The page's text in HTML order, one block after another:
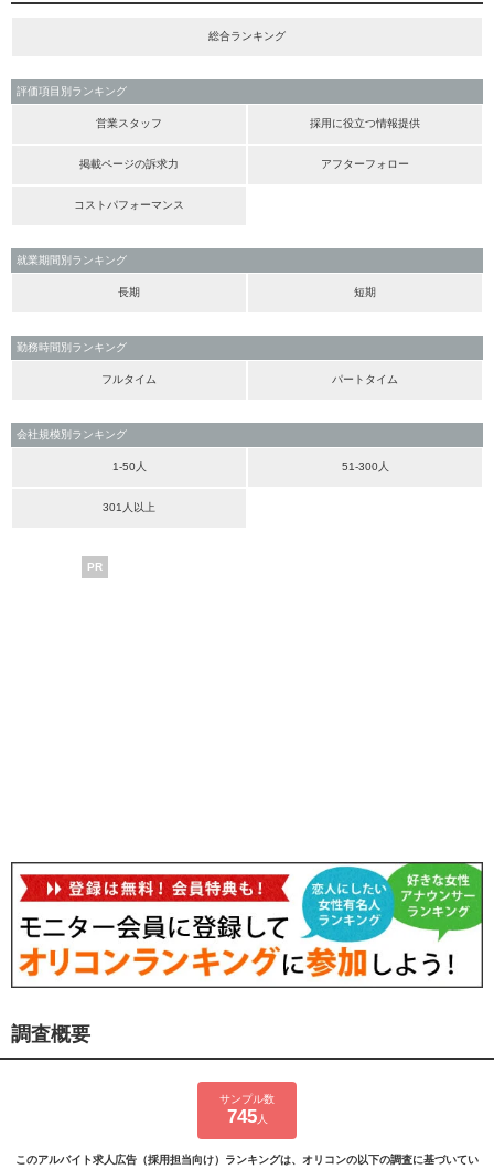
総合ランキング
評価項目別ランキング
営業スタッフ 採用に役立つ情報提供
掲載ページの訴求力 アフターフォロー
コストパフォーマンス
就業期間別ランキング
長期 短期
勤務時間別ランキング
フルタイム パートタイム
会社規模別ランキング
1-50人 51-300人
301人以上
PR
調査概要
サンプル数
745人
このアルバイト求人広告（採用担当向け）ランキングは、オリコンの以下の調査に基づいてい